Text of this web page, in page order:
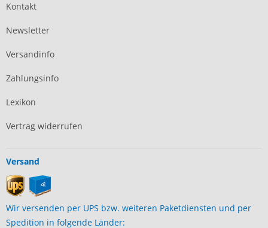
Kontakt
Newsletter
Versandinfo
Zahlungsinfo
Lexikon
Vertrag widerrufen
Versand
Wir versenden per UPS bzw. weiteren Paketdiensten und per
Spedition in folgende Länder: